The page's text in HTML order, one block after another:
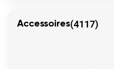
Accessoires(4117)